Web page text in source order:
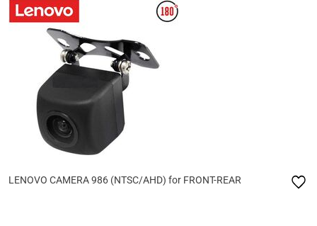
LENOVO CAMERA 986 (NTSC/AHD) for FRONT-REAR